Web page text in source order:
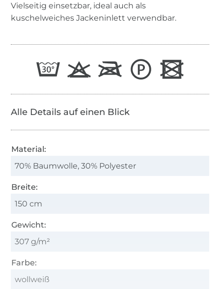
Vielseitig einsetzbar, ideal auch als
kuschelweiches Jackeninlett verwendbar.
Alle Details auf einen Blick
Material:
70% Baumwolle, 30% Polyester
Breite:
150 cm
Gewicht:
307 g/m²
Farbe:
wollweiß